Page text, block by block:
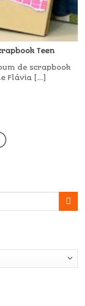
Teen
de scrapbook
Flávia [...]